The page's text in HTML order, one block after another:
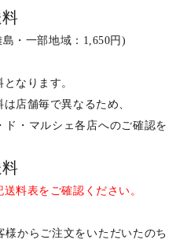
・一部地域：1,650円)
なります。
店舗毎で異なるため、
・マルシェ各店へのご確認を
料表をご確認ください。
からご注文をいただいたのち